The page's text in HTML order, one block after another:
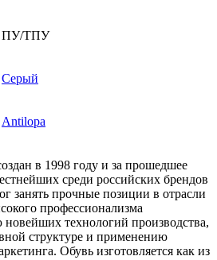
ПУ/ТПУ
Серый
Antilopa
в 1998 году и за прошедшее
среди российских брендов
занять прочные позиции в отрасли
профессионализма
технологий производства,
структуре и применению
Обувь изготовляется как из